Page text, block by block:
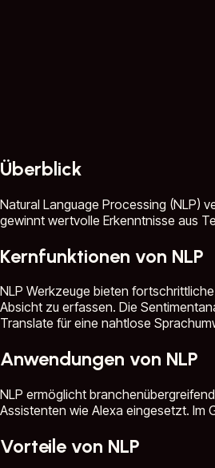
Überblick
Natural Language Processing (NLP)
gewinnt wertvolle Erkenntnisse aus
Kernfunktionen von NLP
NLP Werkzeuge bieten
Absicht zu erfassen. Die
Translate für eine nahtlose
Anwendungen von NLP
NLP ermöglicht
Assistenten wie Alexa eingesetzt. Im
Vorteile von NLP